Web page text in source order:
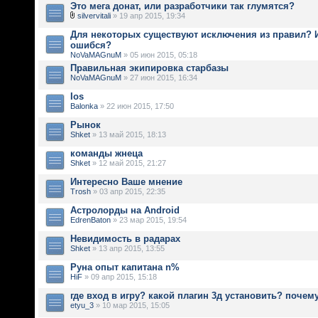
Это мега донат, или разработчики так глумятся?
silvervitali » 19 апр 2015, 19:34
Для некоторых существуют исключения из правил?
ошибся?
NoVaMAGnuM » 05 июн 2015, 05:18
Правильная экипировка старбазы
NoVaMAGnuM » 27 июн 2015, 16:34
Ios
Balonka » 22 июн 2015, 17:50
Рынок
Shket » 13 май 2015, 18:13
команды жнеца
Shket » 12 май 2015, 21:27
Интересно Ваше мнение
Trosh » 03 апр 2015, 22:35
Астролорды на Android
EdrenBaton » 23 мар 2015, 19:54
Невидимость в радарах
Shket » 13 апр 2015, 13:55
Руна опыт капитана n%
HiF » 09 апр 2015, 15:18
где вход в игру? какой плагин 3д установить?
etyu_3 » 10 мар 2015, 15:05